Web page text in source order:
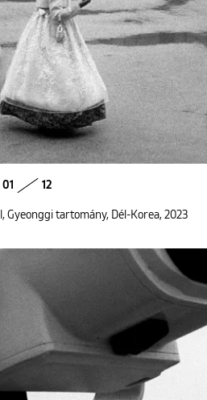
01 12
Gyeonggi tartomány, Dél-Korea, 2023